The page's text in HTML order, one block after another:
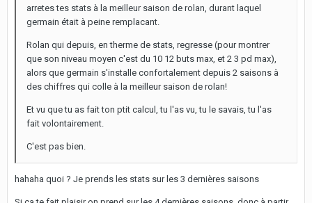
arretes tes stats à la meilleur saison de rolan, durant laquel
germain était à peine remplacant.
Rolan qui depuis, en therme de stats, regresse (pour montrer
que son niveau moyen c'est du 10 12 buts max, et 2 3 pd max),
alors que germain s'installe confortalement depuis 2 saisons à
des chiffres qui colle à la meilleur saison de rolan!
Et vu que tu as fait ton ptit calcul, tu l'as vu, tu le savais, tu l'as
fait volontairement.
C'est pas bien.
hahaha quoi ? Je prends les stats sur les 3 dernières saisons